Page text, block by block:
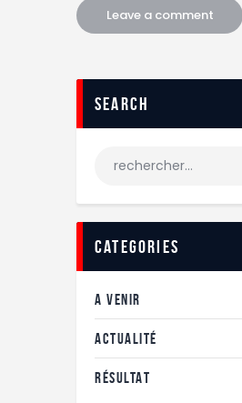
search
categories
A VENIR
ACTUALITÉ
RÉSULTAT